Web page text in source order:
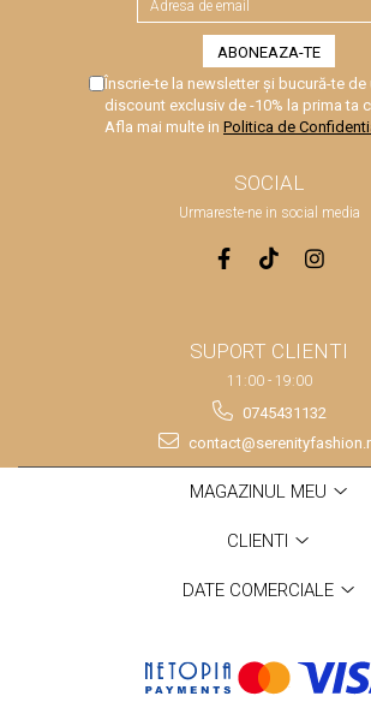
Înscrie-te la newsletter și bucură-te de
discount exclusiv de -10% la prima ta
Afla mai multe in Politica de
SOCIAL
Urmareste-ne in social media
SUPORT CLIENTI
11:00 - 19:00
0745431132
MAGAZINUL MEU
CLIENTI
DATE COMERCIALE